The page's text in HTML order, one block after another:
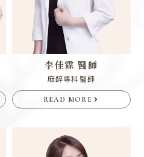
李佳霖 醫師
麻醉專科醫師
READ MORE